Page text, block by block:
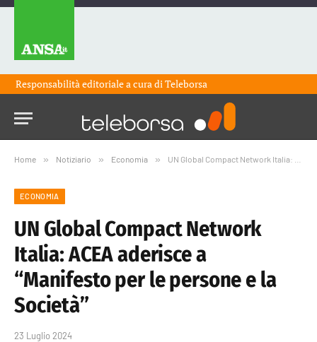
Responsabilità editoriale a cura diTeleborsa
Home » Notiziario » Economia » UN Global Compact Network Italia: ACEA aderisce a “Manifesto per le persone e la Società”
ECONOMIA
UN Global Compact Network
Italia: ACEA aderisce a
“Manifesto per le persone e la
Società”
23 Luglio 2024